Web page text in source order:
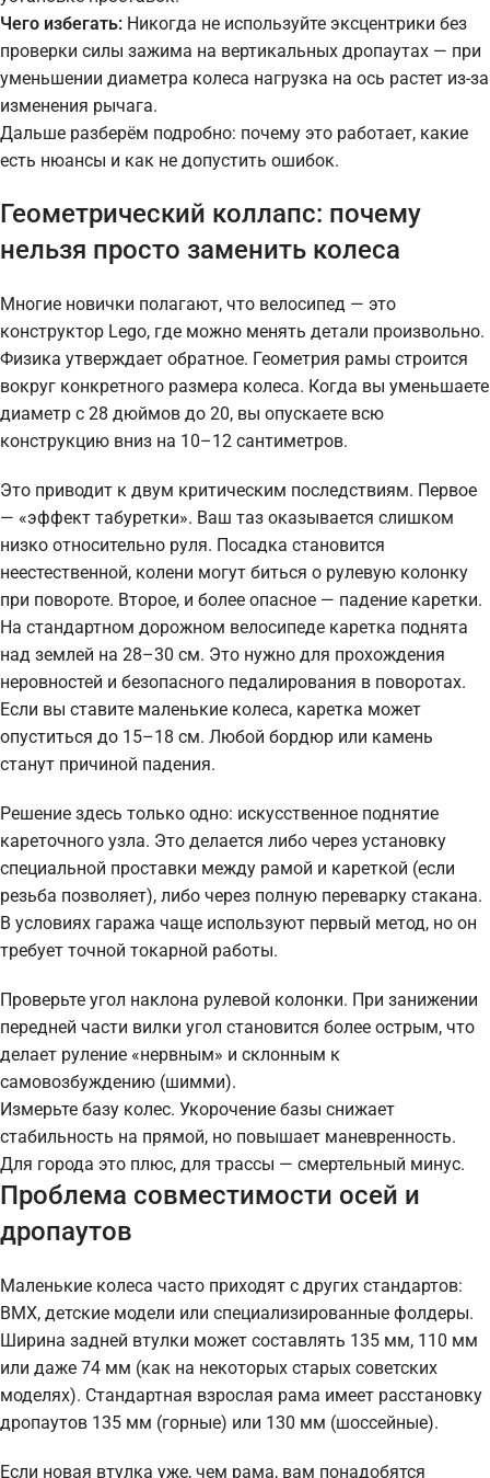
Чего избегать: Никогда не используйте эксцентрики без
проверки силы зажима на вертикальных дропаутах — при
уменьшении диаметра колеса нагрузка на ось растет из-за
изменения рычага.
Дальше разберём подробно: почему это работает, какие
есть нюансы и как не допустить ошибок.
Геометрический коллапс: почему
нельзя просто заменить колеса
Многие новички полагают, что велосипед — это
конструктор Lego, где можно менять детали произвольно.
Физика утверждает обратное. Геометрия рамы строится
вокруг конкретного размера колеса. Когда вы уменьшаете
диаметр с 28 дюймов до 20, вы опускаете всю
конструкцию вниз на 10–12 сантиметров.
Это приводит к двум критическим последствиям. Первое
— «эффект табуретки». Ваш таз оказывается слишком
низко относительно руля. Посадка становится
неестественной, колени могут биться о рулевую колонку
при повороте. Второе, и более опасное — падение каретки.
На стандартном дорожном велосипеде каретка поднята
над землей на 28–30 см. Это нужно для прохождения
неровностей и безопасного педалирования в поворотах.
Если вы ставите маленькие колеса, каретка может
опуститься до 15–18 см. Любой бордюр или камень
станут причиной падения.
Решение здесь только одно: искусственное поднятие
кареточного узла. Это делается либо через установку
специальной проставки между рамой и кареткой (если
резьба позволяет), либо через полную переварку стакана.
В условиях гаража чаще используют первый метод, но он
требует точной токарной работы.
Проверьте угол наклона рулевой колонки. При занижении
передней части вилки угол становится более острым, что
делает руление «нервным» и склонным к
самовозбуждению (шимми).
Измерьте базу колес. Укорочение базы снижает
стабильность на прямой, но повышает маневренность.
Для города это плюс, для трассы — смертельный минус.
Проблема совместимости осей и
дропаутов
Маленькие колеса часто приходят с других стандартов:
BMX, детские модели или специализированные фолдеры.
Ширина задней втулки может составлять 135 мм, 110 мм
или даже 74 мм (как на некоторых старых советских
моделях). Стандартная взрослая рама имеет расстановку
дропаутов 135 мм (горные) или 130 мм (шоссейные).
Если новая втулка уже, чем рама, вам понадобятся